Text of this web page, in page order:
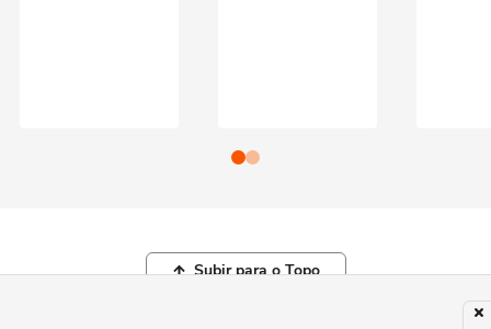
Subir para o Topo